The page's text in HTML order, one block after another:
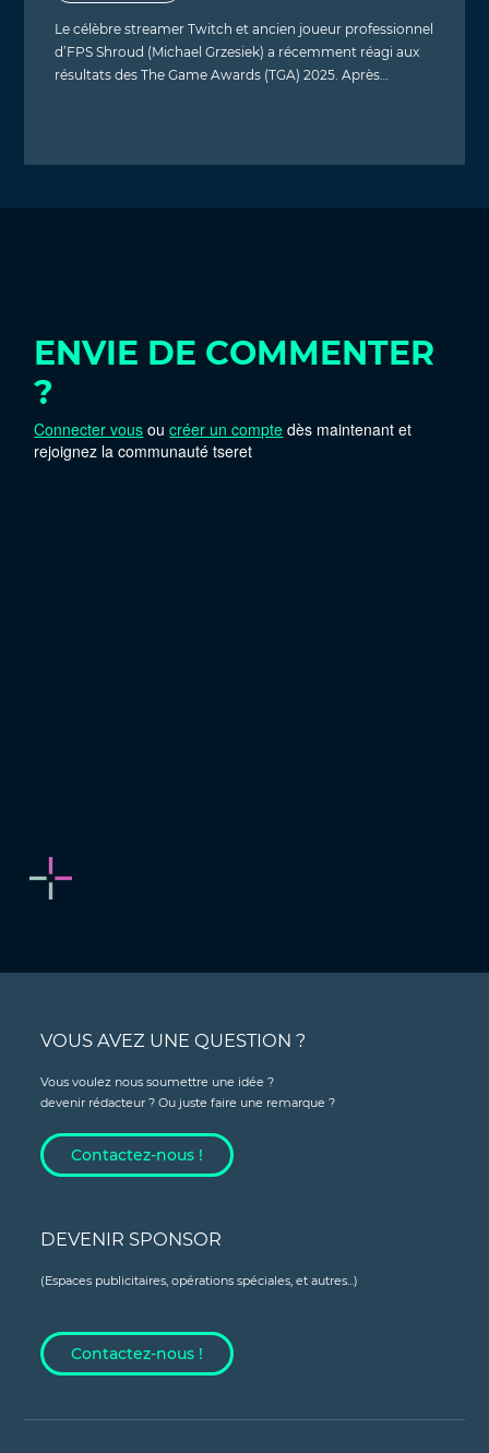
Le célèbre streamer Twitch et ancien joueur professionnel
d’FPS Shroud (Michael Grzesiek) a récemment réagi aux
résultats des The Game Awards (TGA) 2025. Après…
ENVIE DE COMMENTER
?
Connecter vous oucréer un compte dès maintenant et
rejoignez la communauté tseret
VOUS AVEZ UNE QUESTION ?
Vous voulez nous soumettre une idée ?
devenir rédacteur ? Ou juste faire une remarque ?
Contactez-nous !
DEVENIR SPONSOR
(Espaces publicitaires, opérations spéciales, et autres...)
Contactez-nous !